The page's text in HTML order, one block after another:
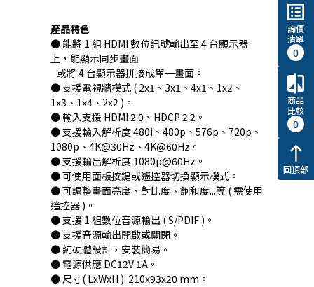
產品特色
● 能將 1 組 HDMI 數位訊號輸出至 4 台顯示器
上，能顯示同步畫面
或將 4 台顯示器拼接成單一畫面。
● 支援電視牆模式 ( 2x1、3x1、4x1、1x2、
1x3、1x4、2x2 )。
● 輸入支援 HDMI 2.0、HDCP 2.2。
● 支援輸入解析度 480i、480p、576p、720p、
1080p、4K@30Hz、4K@60Hz。
● 支援輸出解析度 1080p@60Hz。
● 可使用面板按鍵或遙控器切換顯示模式。
● 可調整畫面亮度、對比度、飽和度...等 ( 需使用
遙控器 )。
● 支援 1 組數位音源輸出 ( S/PDIF )。
● 支援音源輸出開啟或關閉。
● 純硬體設計，安裝簡易。
● 電源供應 DC12V 1A。
● 尺寸( LxWxH ): 210x93x20 mm。
list_alt
詢價
清單
0
compare
商品
比較
0
north
回頂部